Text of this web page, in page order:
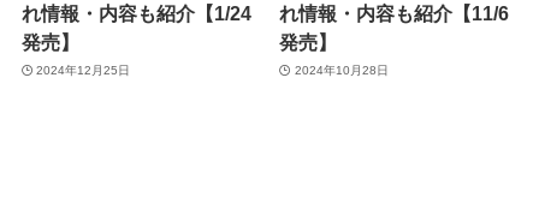
れ情報・内容も紹介【1/24
発売】
2024年12月25日
れ情報・内容も紹介【11/6
発売】
2024年10月28日